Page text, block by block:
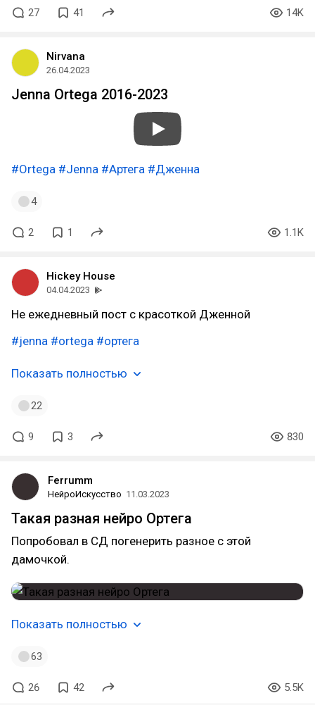
27 41 14K
Nirvana
26.04.2023
Jenna Ortega 2016-2023
#Ortega #Jenna #Артега #Дженна
4
2 1 1.1K
Hickey House
04.04.2023
Не ежедневный пост с красоткой Дженной
#jenna #ortega #ортега
Показать полностью
22
9 3 830
Ferrumm
НейроИскусство 11.03.2023
Такая разная нейро Ортега
Попробовал в СД погенерить разное с этой
дамочкой.
Показать полностью
63
26 42 5.5K